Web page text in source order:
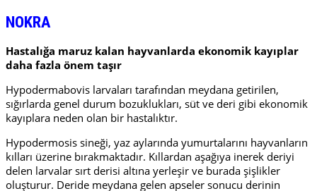
NOKRA
Hastalığa maruz kalan hayvanlarda ekonomik kayıplar
daha fazla önem taşır
Hypodermabovis larvaları tarafından meydana getirilen,
sığırlarda genel durum bozuklukları, süt ve deri gibi ekonomik
kayıplara neden olan bir hastalıktır.
Hypodermosis sineği, yaz aylarında yumurtalarını hayvanların
kılları üzerine bırakmaktadır. Kıllardan aşağıya inerek deriyi
delen larvalar sırt derisi altına yerleşir ve burada şişlikler
oluşturur. Deride meydana gelen apseler sonucu derinin